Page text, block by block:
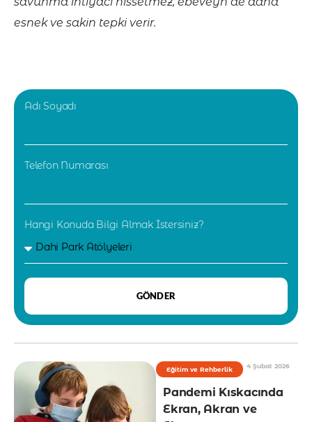
esnek ve sakin tepki verir.
Adı Soyadı
Telefon Numarası
Hangi Konuda Bilgi Almak İstersiniz?
GÖNDER
Eğitim ve Rehberlik 4 Şubat 2026
Pandemi Kıskacında
Ekran, Akran ve